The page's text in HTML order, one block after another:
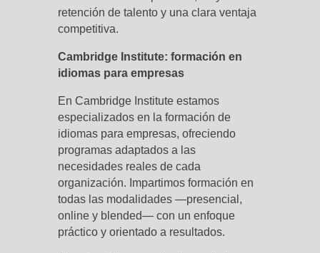
retención de talento y una clara ventaja
competitiva.
Cambridge Institute: formación en
idiomas para empresas
En Cambridge Institute estamos
especializados en la formación de
idiomas para empresas, ofreciendo
programas adaptados a las
necesidades reales de cada
organización. Impartimos formación en
todas las modalidades —presencial,
online y blended— con un enfoque
práctico y orientado a resultados.